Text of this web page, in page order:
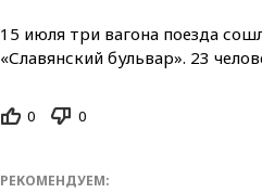
15 июля три вагона поезда
«Славянский бульвар». 23
0 0
РЕКОМЕНДУЕМ: